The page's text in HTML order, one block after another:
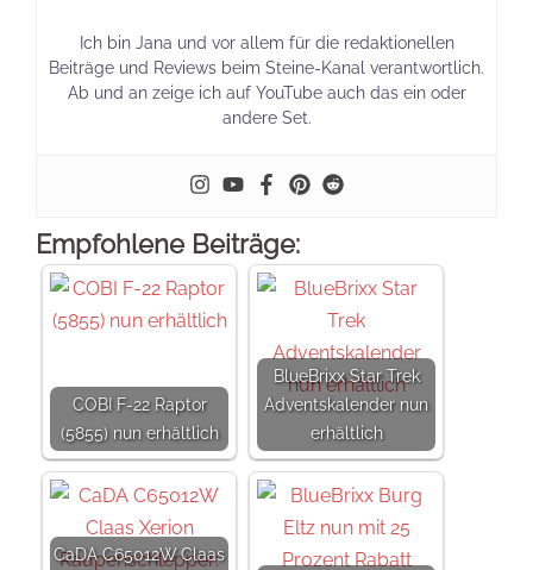
Ich bin Jana und vor allem für die redaktionellen
Beiträge und Reviews beim Steine-Kanal verantwortlich.
Ab und an zeige ich auf YouTube auch das ein oder
andere Set.
Empfohlene Beiträge:
COBI F-22 Raptor
(5855) nun erhältlich
BlueBrixx Star Trek
Adventskalender nun
erhältlich
CaDA C65012W Claas